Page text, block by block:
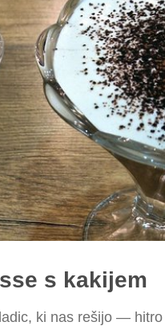
s kakijem
ki nas rešijo —